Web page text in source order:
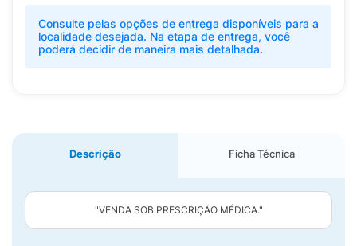
Consulte pelas opções de entrega disponíveis para a
localidade desejada. Na etapa de entrega, você
poderá decidir de maneira mais detalhada.
Descrição Ficha Técnica
"VENDA SOB PRESCRIÇÃO MÉDICA."